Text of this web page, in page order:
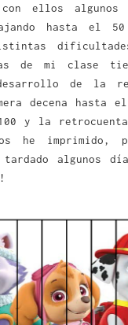
ellos algunos
hasta el
de mi clase
de la
decena hasta
y la
he imprimido,
tardado algunos